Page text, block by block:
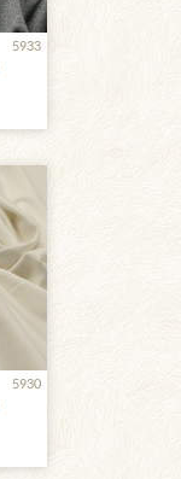
5933
5930